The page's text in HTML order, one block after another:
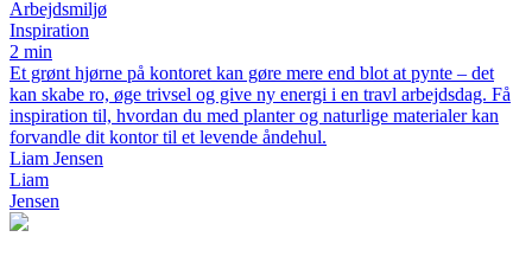
Arbejdsmiljø
Inspiration
2 min
Et grønt hjørne på kontoret kan gøre mere end blot at pynte – det
kan skabe ro, øge trivsel og give ny energi i en travl arbejdsdag. Få
inspiration til, hvordan du med planter og naturlige materialer kan
forvandle dit kontor til et levende åndehul.
Liam Jensen
Liam
Jensen